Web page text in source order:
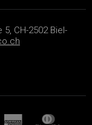
CH-2502 Biel-